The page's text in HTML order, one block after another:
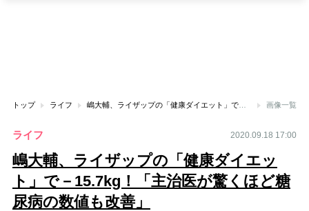
トップ ライフ 嶋大輔、ライザップの「健康ダイエット」で－15.7kg！「主治医が驚くほど糖尿病の数値も改善」 画像一覧
ライフ 2020.09.18 17:00
嶋大輔、ライザップの「健康ダイエッ
ト」で－15.7kg！「主治医が驚くほど糖
尿病の数値も改善」